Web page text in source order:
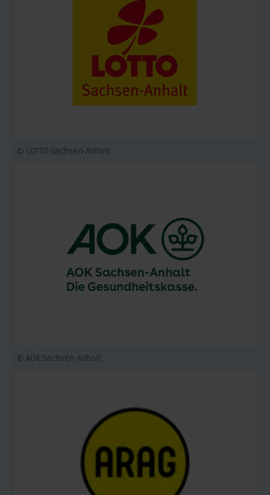
© LOTTO Sachsen-Anhalt
© AOK Sachsen-Anhalt